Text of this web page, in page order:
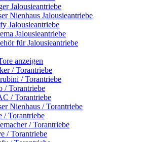
Jalousieantriebe
Nienhaus Jalousieantriebe
Jalousieantriebe
Jalousieantriebe
für Jalousieantriebe
anzeigen
/ Torantriebe
/ Torantriebe
/ Torantriebe
/ Torantriebe
Nienhaus / Torantriebe
/ Torantriebe
/ Torantriebe
/ Torantriebe